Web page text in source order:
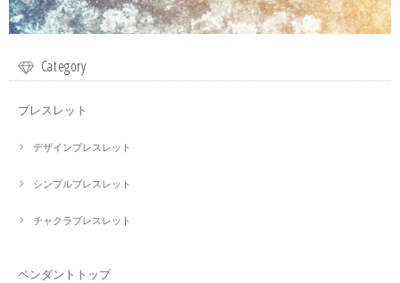
Category
ブレスレット
デザインブレスレット
シンプルブレスレット
チャクラブレスレット
ペンダントトップ